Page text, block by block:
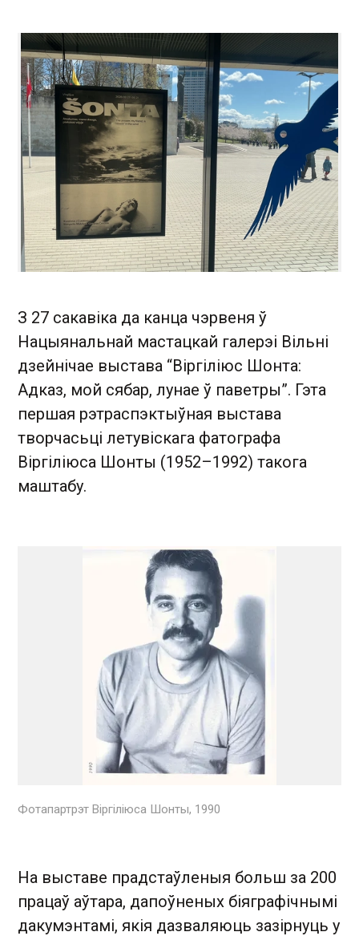
З 27 сакавіка да канца чэрвеня ў
Нацыянальнай мастацкай галерэі Вільні
дзейнічае выстава “Віргіліюс Шонта:
Адказ, мой сябар, лунае ў паветры”. Гэта
першая рэтраспэктыўная выстава
творчасьці летувіскага фатографа
Віргіліюса Шонты (1952–1992) такога
маштабу.
Фотапартрэт Віргіліюса Шонты, 1990
На выставе прадстаўленыя больш за 200
працаў аўтара, дапоўненых біяграфічнымі
дакумэнтамі, якія дазваляюць зазірнуць у